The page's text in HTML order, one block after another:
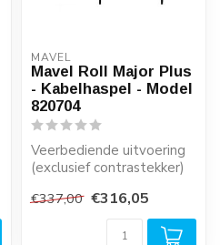
MAVEL
Mavel Roll Major Plus
- Kabelhaspel - Model
820704
Veerbediende uitvoering
(exclusief contrastekker)
€337,00 €316,05